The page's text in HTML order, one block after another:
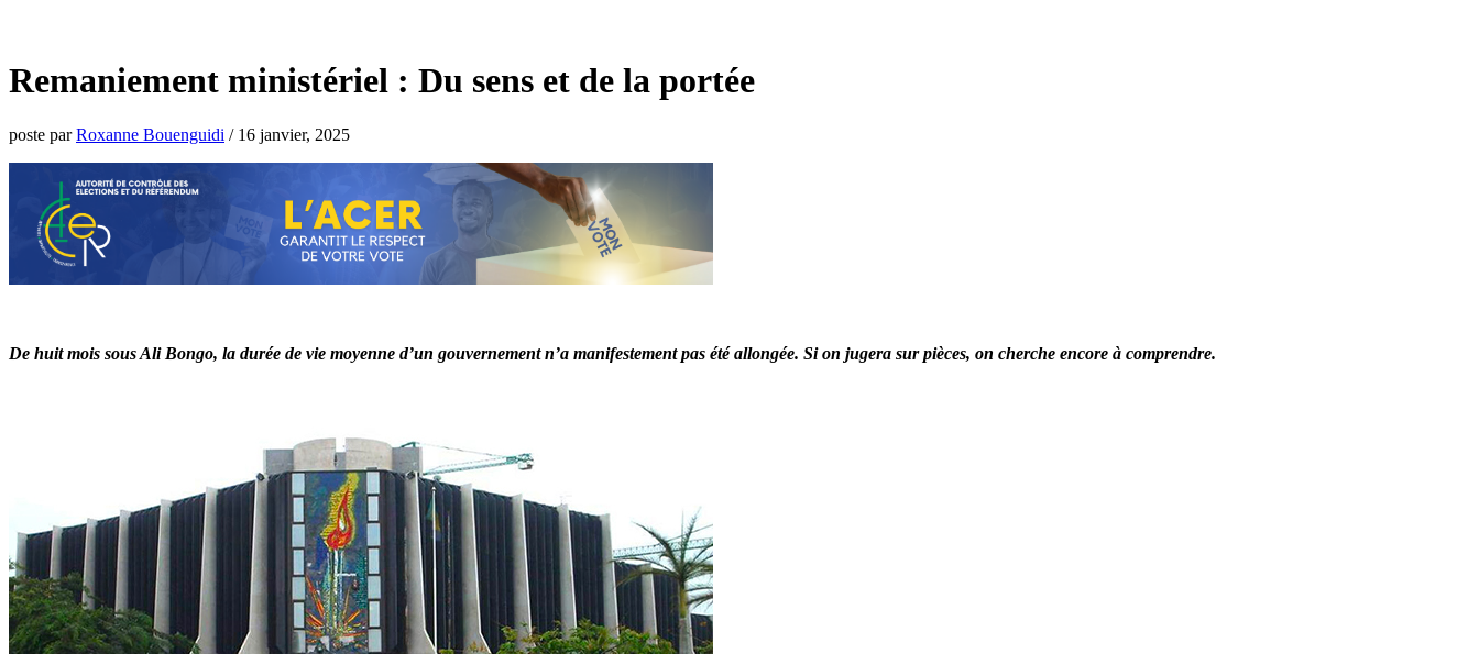
Remaniement ministériel : Du sens et de la portée
poste parRoxanne Bouenguidi / 16 janvier, 2025
De huit mois sous Ali Bongo, la durée de vie moyenne d’un gouvernement n’a manifestement pas été allongée. Si on jugera sur pièces, on cherche encore à comprendre.